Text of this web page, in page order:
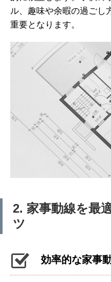
ル、趣味や余暇の過ごし
重要となります。
2. 家事動線を最
ツ
効率的な家事